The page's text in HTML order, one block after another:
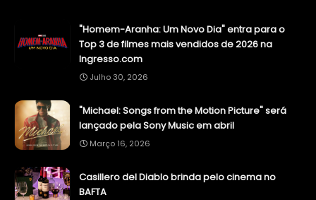
"Homem-Aranha: Um Novo Dia" entra para o
Top 3 de filmes mais vendidos de 2026 na
Ingresso.com
Julho 30, 2026
"Michael: Songs from the Motion Picture" será
lançado pela Sony Music em abril
Março 16, 2026
Casillero del Diablo brinda pelo cinema no
BAFTA